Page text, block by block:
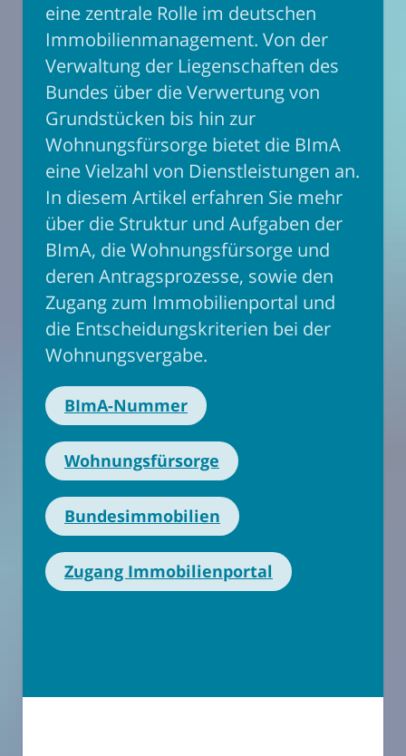
eine zentrale Rolle im deutschen
Immobilienmanagement. Von der
Verwaltung der Liegenschaften des
Bundes über die Verwertung von
Grundstücken bis hin zur
Wohnungsfürsorge bietet die BImA
eine Vielzahl von Dienstleistungen an.
In diesem Artikel erfahren Sie mehr
über die Struktur und Aufgaben der
BImA, die Wohnungsfürsorge und
deren Antragsprozesse, sowie den
Zugang zum Immobilienportal und
die Entscheidungskriterien bei der
Wohnungsvergabe.
BImA-Nummer
Wohnungsfürsorge
Bundesimmobilien
Zugang Immobilienportal